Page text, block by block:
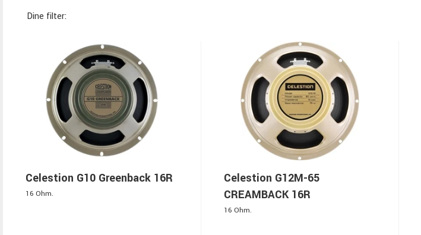
Dine filter:
Celestion G10 Greenback 16R
16 Ohm.
Celestion G12M-65
CREAMBACK 16R
16 Ohm.